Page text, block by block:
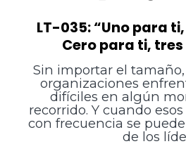
LT-035: “Uno para
Cero para ti,
Sin importar el
organizaciones
difíciles en algún
recorrido. Y cuando
con frecuencia se
de los